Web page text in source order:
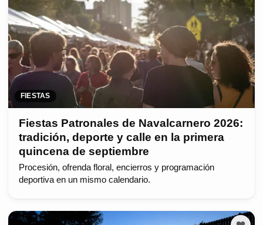
FIESTAS
Fiestas Patronales de Navalcarnero 2026:
tradición, deporte y calle en la primera
quincena de septiembre
Procesión, ofrenda floral, encierros y programación
deportiva en un mismo calendario.